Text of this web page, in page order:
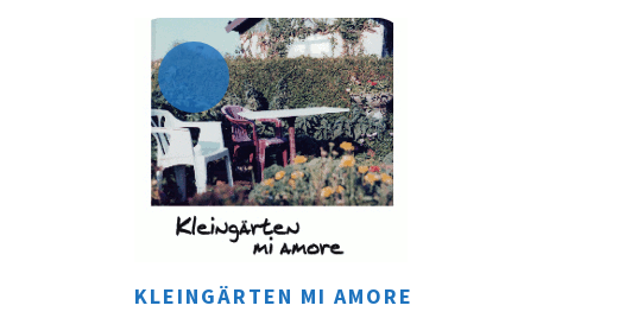
Danziger Trance-Jazz-Dance-Band Pink Freud und
dem DJ-Set von Don Shtone aka Sven Dohse am 17.
Februar ab 21 Uhr in …
KLEINGÄRTEN MI AMORE